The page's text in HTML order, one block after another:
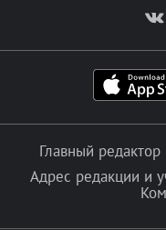
Главный
Адрес редакции и